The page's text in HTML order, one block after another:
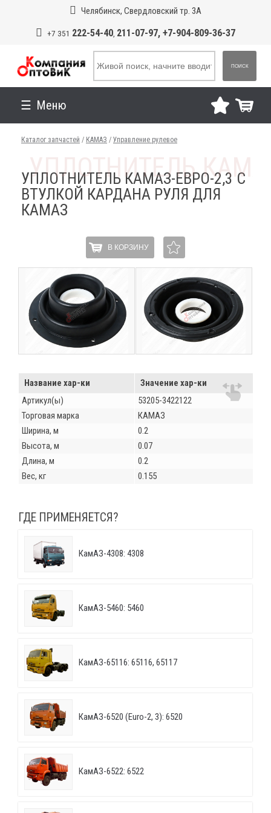
Челябинск, Свердловский тр. 3А
+7 351 222-54-40, 211-07-97, +7-904-809-36-37
ПОИСК
Меню
Каталог запчастей / КАМАЗ / Управление рулевое
УПЛОТНИТЕЛЬ КАМАЗ-ЕВРО-2,3 С
ВТУЛКОЙ КАРДАНА РУЛЯ ДЛЯ
КАМАЗ
В КОРЗИНУ
Название хар-ки
Значение хар-ки
Артикул(ы)
53205-3422122
Торговая марка
КАМАЗ
Ширина, м
0.2
Высота, м
0.07
Длина, м
0.2
Вес, кг
0.155
ГДЕ ПРИМЕНЯЕТСЯ?
КамАЗ-4308: 4308
КамАЗ-5460: 5460
КамАЗ-65116: 65116, 65117
КамАЗ-6520 (Euro-2, 3): 6520
КамАЗ-6522: 6522